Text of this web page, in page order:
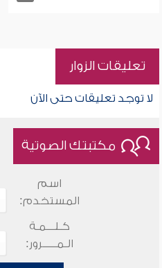
تعليقات الزوار
لا توجد تعليقات حتى الآن
مكتبتك الصوتية
اسم
المستخدم:
كـلـــمـة
الـمـــــرور: